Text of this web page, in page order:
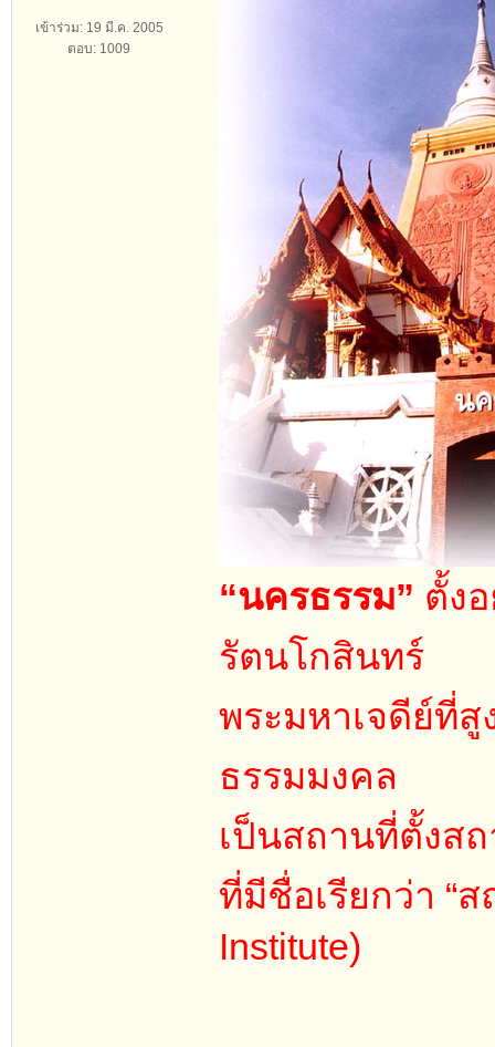
เข้าร่วม: 19 มี.ค. 2005
ตอบ: 1009
“นครธรรม” ตั้ง
รัตนโกสินทร์
พระมหาเจดีย์ที่
ธรรมมงคล
เป็นสถานที่ตั้งส
ที่มีชื่อเรียกว่า “
Institute)